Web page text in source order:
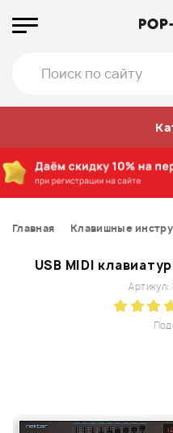
Главная Клавишные
USB MIDI
Артикул: